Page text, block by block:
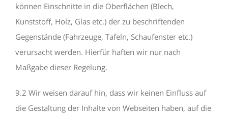
können Einschnitte in die Oberflächen (Blech,
Kunststoff, Holz, Glas etc.) der zu beschriftenden
Gegenstände (Fahrzeuge, Tafeln, Schaufenster etc.)
verursacht werden. Hierfür haften wir nur nach
Maßgabe dieser Regelung.
9.2 Wir weisen darauf hin, dass wir keinen Einfluss auf
die Gestaltung der Inhalte von Webseiten haben, auf die